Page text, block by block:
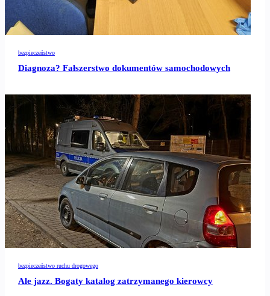
bezpieczeństwo
Diagnoza? Fałszerstwo dokumentów samochodowych
bezpieczeństwo ruchu drogowego
Ale jazz. Bogaty katalog zatrzymanego kierowcy